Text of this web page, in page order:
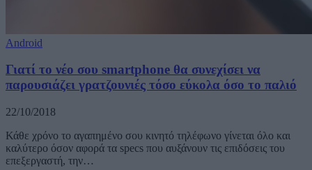
Android
Γιατί το νέο σου smartphone θα συνεχίσει να
παρουσιάζει γρατζουνιές τόσο εύκολα όσο το παλιό
22/10/2018
Κάθε χρόνο το αγαπημένο σου κινητό τηλέφωνο γίνεται όλο και
καλύτερο όσον αφορά τα specs που αυξάνουν τις επιδόσεις του
επεξεργαστή, την…